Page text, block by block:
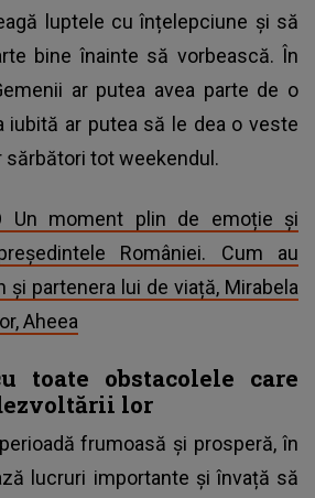
luptele cu înțelepciune și să
bine înainte să vorbească. În
ar putea avea parte de o
iubită ar putea să le dea o veste
sărbători tot weekendul.
Un moment plin de emoție și
României. Cum au
și partenera lui de viață, Mirabela
Aheea
toate obstacolele care
lor
frumoasă și prosperă, în
lucruri importante și învață să